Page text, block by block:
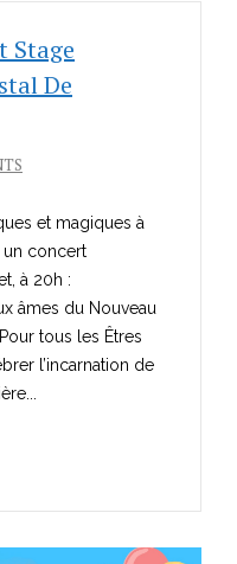
Stage
De
et magiques à
un concert
à 20h :
âmes du Nouveau
tous les Êtres
l’incarnation de